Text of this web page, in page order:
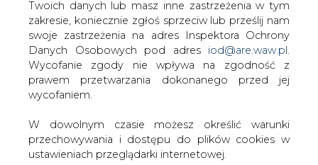
Twoich danych lub masz inne zastrzeżenia w tym
zakresie, koniecznie zgłoś sprzeciw lub prześlij nam
swoje zastrzeżenia na adres Inspektora Ochrony
Danych Osobowych pod adres iod@are.waw.pl
Wycofanie zgody nie wpływa na zgodność z
prawem przetwarzania dokonanego przed jej
wycofaniem.
W dowolnym czasie możesz określić warunki
przechowywania i dostępu do plików cookies w
ustawieniach przeglądarki internetowej.
złoża Zohr. Strony potwierdziły zaangażowanie na rzecz
przyspieszenia terminu rozpoczęcia wydobycia -
poinformowała włoska spółka w oddzielnym
oświadczeniu.
Ponadto rozmawiano o możliwości stworzenia hubu
dzięki rozbudowie infrastruktury niezbędnej do rozwoju
eksportu gazu z nowoodkrytego złoża na rynki światowe
- czytamy w BiznesAlert.pl.